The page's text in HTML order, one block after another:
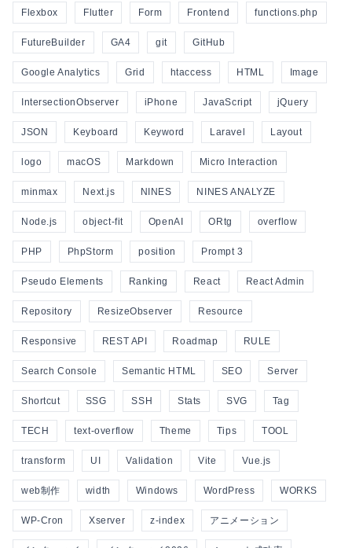
Flexbox Flutter Form Frontend functions.php
FutureBuilder GA4 git GitHub
Google Analytics Grid htaccess HTML Image
IntersectionObserver iPhone JavaScript jQuery
JSON Keyboard Keyword Laravel Layout
logo macOS Markdown Micro Interaction
minmax Next.js NINES NINES ANALYZE
Node.js object-fit OpenAI ORtg overflow
PHP PhpStorm position Prompt 3
Pseudo Elements Ranking React React Admin
Repository ResizeObserver Resource
Responsive REST API Roadmap RULE
Search Console Semantic HTML SEO Server
Shortcut SSG SSH Stats SVG Tag
TECH text-overflow Theme Tips TOOL
transform UI Validation Vite Vue.js
web制作 width Windows WordPress WORKS
WP-Cron Xserver z-index アニメーション